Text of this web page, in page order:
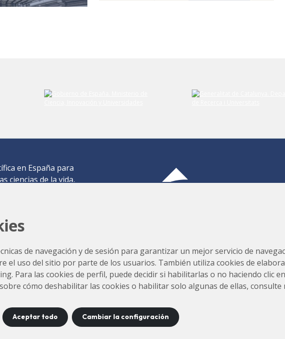
en España para
ciencias de la vida,
del Vallès,
43 00
Accesibilidad Contacto
Aviso
Política de
de navegación y de sesión para garantizar un mejor servicio de
el uso del sitio por parte de los usuarios. También utiliza cookies de
Para las cookies de perfil, puede decidir si habilitarlas o no haciendo clic
cómo deshabilitar las cookies o habilitar solo algunas de ellas, consulte
Aceptar todo Cambiar la configuración